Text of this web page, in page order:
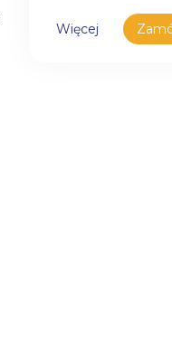
Więcej